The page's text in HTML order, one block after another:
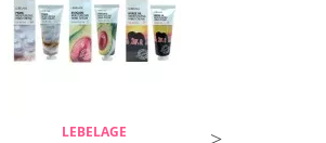
LEBELAGE